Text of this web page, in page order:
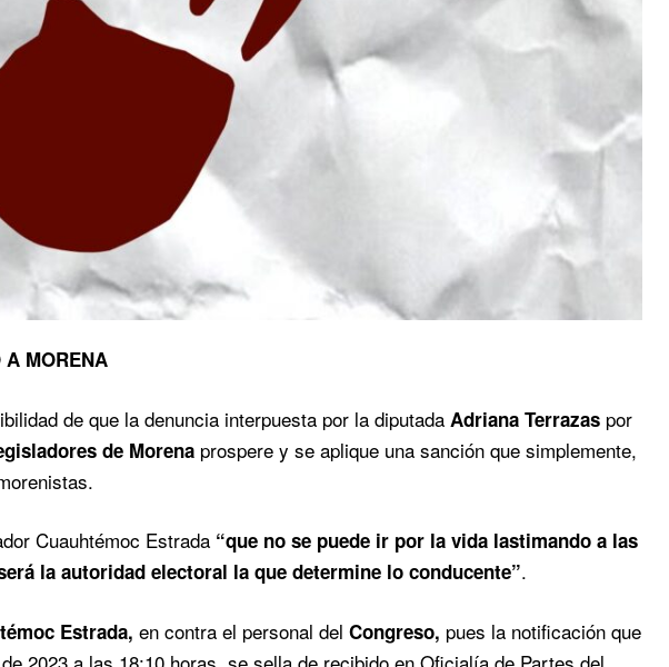
A MORENA
de que la denuncia interpuesta por la diputada Adriana Terrazas por
de Morena prospere y se aplique una sanción que simplemente,
Cuauhtémoc Estrada “que no se puede ir por la vida lastimando a las
la autoridad electoral la que determine lo conducente”.
Estrada, en contra el personal del Congreso, pues la notificación que